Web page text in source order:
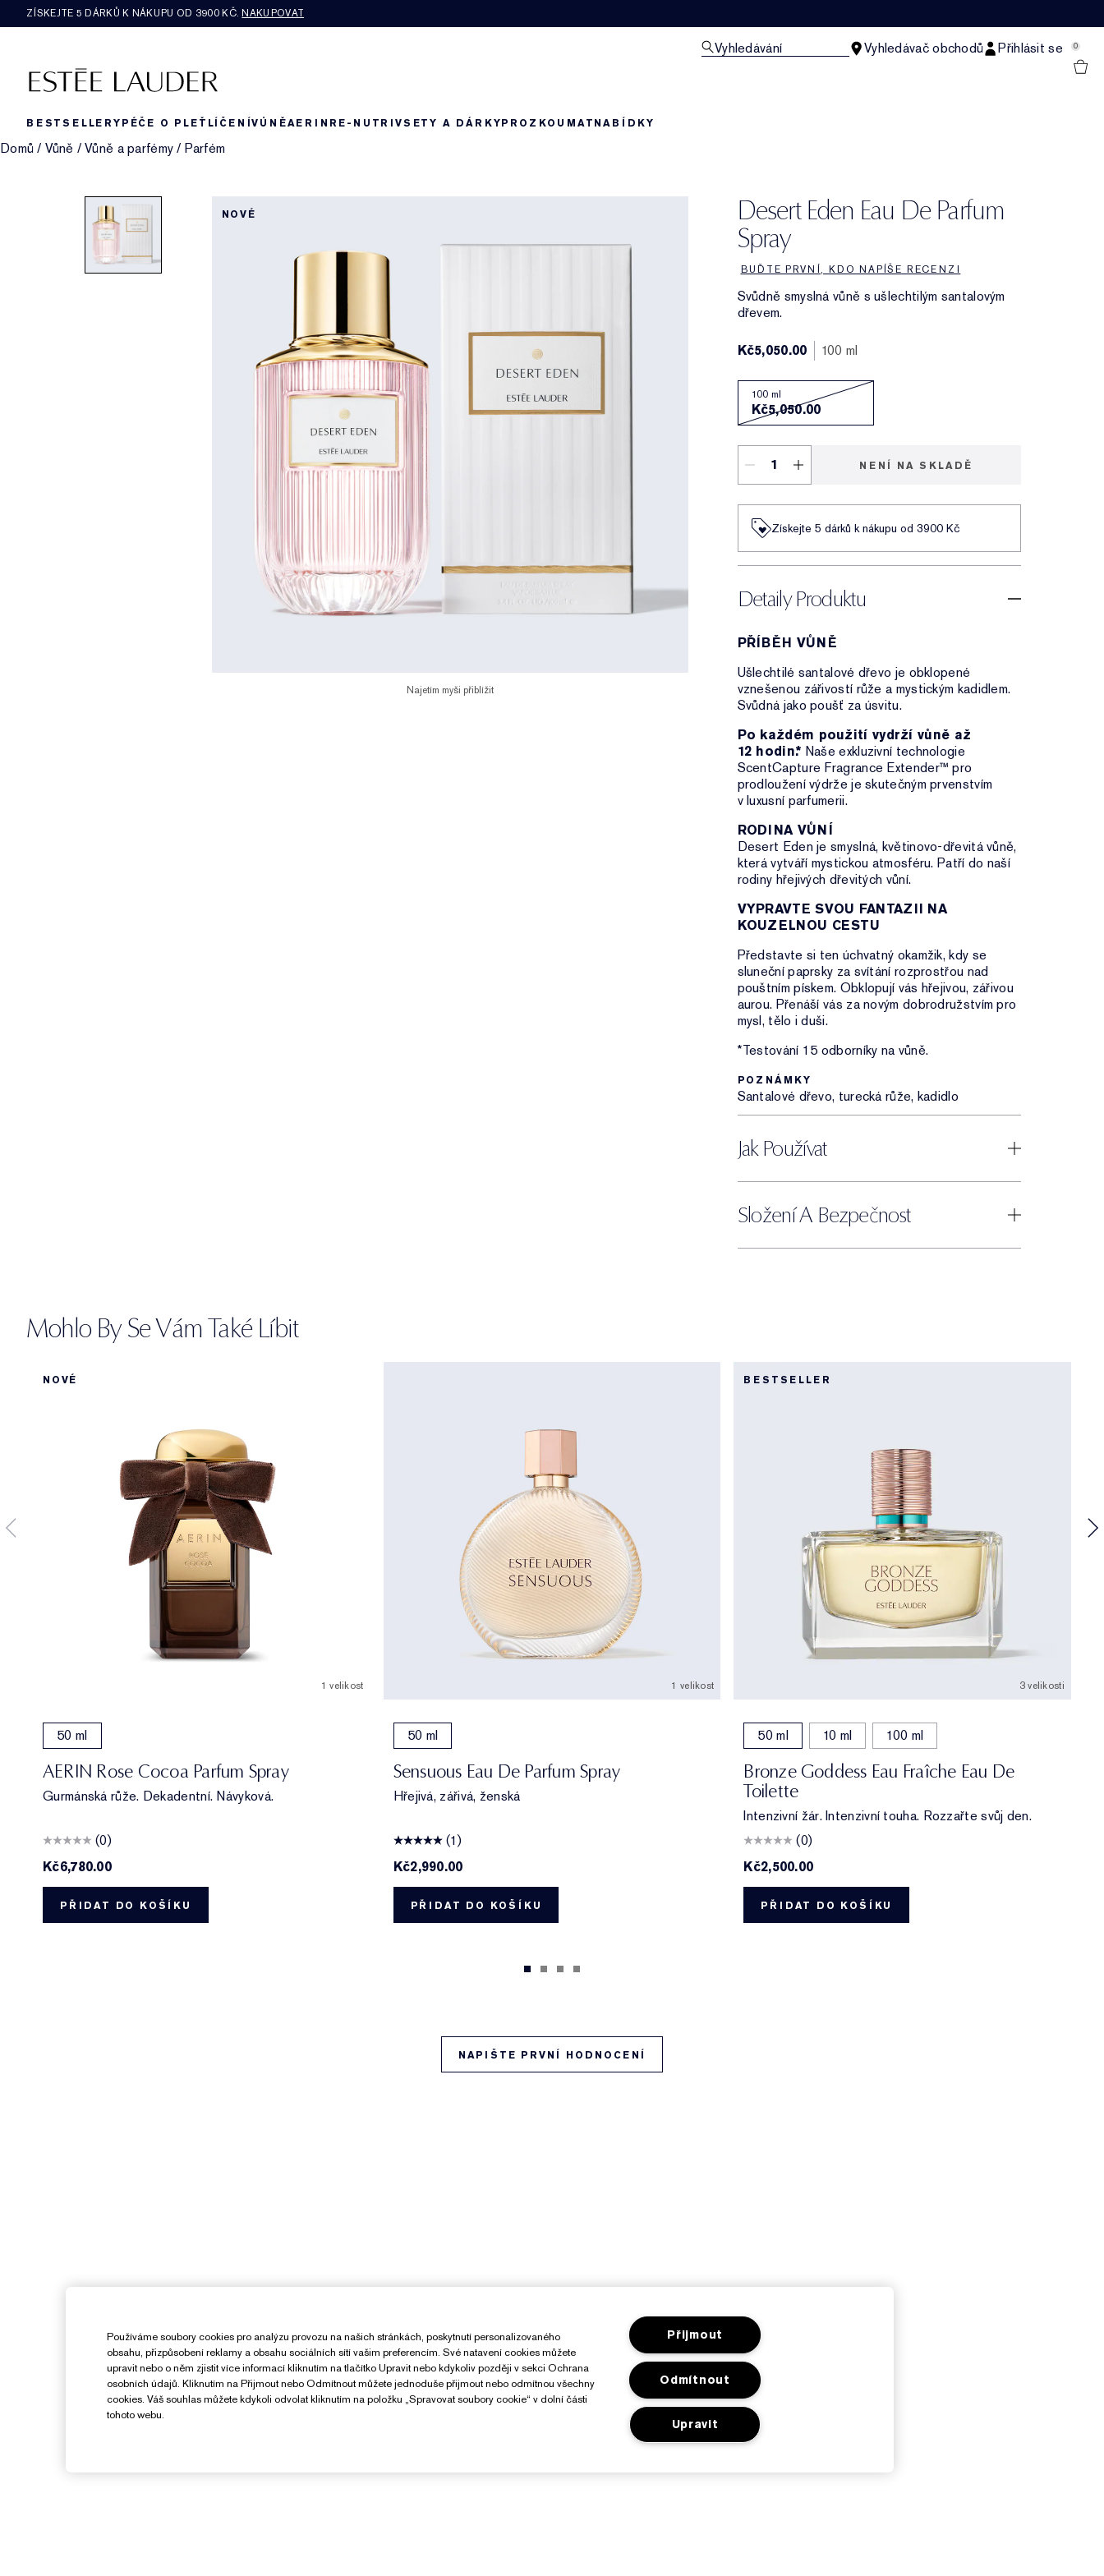
ZÍSKEJTE 5 DÁRKŮ K NÁKUPU OD 3900 KČ.NAKUPOVAT
Vyhledávání Vyhledávač obchodů Přihlásit se 0
BESTSELLERYPÉČE O PLEŤ LÍČENÍVŮNĚAERIN RE-NUTRIVSETY A DÁRKYPROZKOUMATNABÍDKY
Domů / Vůně /Vůně a parfémy / Parfém
Desert Eden Eau De Parfum
Spray
BUĎTE PRVNÍ, KDO NAPÍŠE RECENZI
Svůdně smyslná vůně s ušlechtilým santalovým
dřevem.
NOVÉ
Najetím myši přiblížit
Kč5,050.00 100 ml
100 ml
Kč5,050.00
NENÍ NA SKLADĚ
Získejte 5 dárků k nákupu od 3900 Kč
Detaily Produktu
PŘÍBĚH VŮNĚ
Ušlechtilé santalové dřevo je obklopené
vznešenou zářivostí růže a mystickým kadidlem.
Svůdná jako poušť za úsvitu.
Po každém použití vydrží vůně až
12 hodin.* Naše exkluzivní technologie
ScentCapture Fragrance Extender™ pro
prodloužení výdrže je skutečným prvenstvím
v luxusní parfumerii.
RODINA VŮNÍ
Desert Eden je smyslná, květinovo-dřevitá vůně,
která vytváří mystickou atmosféru. Patří do naší
rodiny hřejivých dřevitých vůní.
VYPRAVTE SVOU FANTAZII NA
KOUZELNOU CESTU
Představte si ten úchvatný okamžik, kdy se
sluneční paprsky za svítání rozprostřou nad
pouštním pískem. Obklopují vás hřejivou, zářivou
aurou. Přenáší vás za novým dobrodružstvím pro
mysl, tělo i duši.
*Testování 15 odborníky na vůně.
POZNÁMKY
Santalové dřevo, turecká růže, kadidlo
Jak Používat
Složení A Bezpečnost
Mohlo By Se Vám Také Líbit
NOVÉ
1 velikost
50 ml
AERIN Rose Cocoa Parfum Spray
Gurmánská růže. Dekadentní. Návyková.
(0)
Kč6,780.00
PŘIDAT DO KOŠÍKU
1 velikost
50 ml
Sensuous Eau De Parfum Spray
Hřejivá, zářivá, ženská
(1)
Kč2,990.00
PŘIDAT DO KOŠÍKU
BESTSELLER
3 velikosti
50 ml 10 ml 100 ml
Bronze Goddess Eau Fraîche Eau De
Toilette
Intenzivní žár. Intenzivní touha. Rozzařte svůj den.
(0)
Kč2,500.00
PŘIDAT DO KOŠÍKU
NAPIŠTE PRVNÍ HODNOCENÍ
Používáme soubory cookies pro analýzu provozu na našich stránkách, poskytnutí personalizovaného
obsahu, přizpůsobení reklamy a obsahu sociálních sítí vašim preferencím. Své natavení cookies můžete
upravit nebo o něm zjistit více informací kliknutím na tlačítko Upravit nebo kdykoliv později v sekci Ochrana
osobních údajů. Kliknutím na Přijmout nebo Odmítnout můžete jednoduše přijmout nebo odmítnou všechny
cookies. Váš souhlas můžete kdykoli odvolat kliknutím na položku „Spravovat soubory cookie“ v dolní části
tohoto webu.
Přijmout
Odmítnout
Upravit